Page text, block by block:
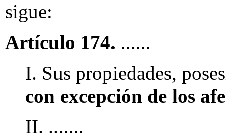
sigue:
Artículo 174. ......
I. Sus propiedades,
con excepción de los
II. .......